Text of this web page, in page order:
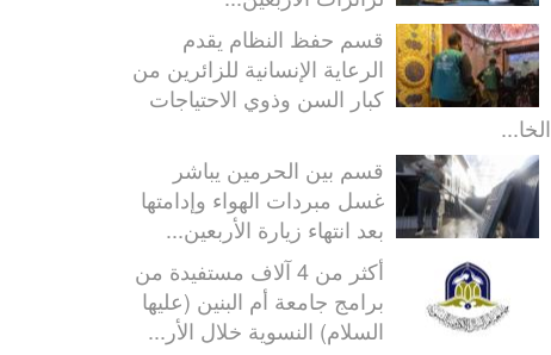
قسم حفظ النظام يقدم
الرعاية الإنسانية للزائرين من
كبار السن وذوي الاحتياجات
الخا...
قسم بين الحرمين يباشر
غسل مبردات الهواء وإدامتها
بعد انتهاء زيارة الأربعين...
أكثر من 4 آلاف مستفيدة من
برامج جامعة أم البنين (عليها
السلام) النسوية خلال الأر...